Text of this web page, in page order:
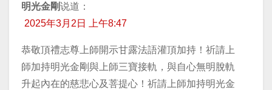
明光金剛说道：
2025年3月2日 上午8:47
恭敬頂禮志尊上師開示甘露法語灌頂加持！祈請上
師加持明光金剛與上師三寶接軌，與自心無明脫軌
升起內在的慈悲心及菩提心！祈請上師加持明光金